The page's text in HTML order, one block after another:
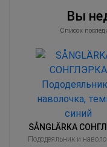
Вы
Список
SÅNGLÄRKA